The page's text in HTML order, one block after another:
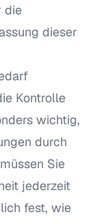
die
dieser
Kontrolle
wichtig,
durch
Sie
jederzeit
fest, wie